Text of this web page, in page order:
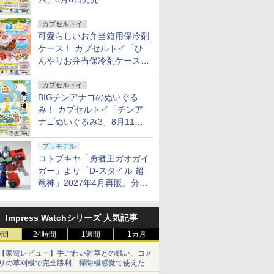
カプセルトイ
可愛らしいお弁当箱用保冷剤
ケース！ カプセルトイ「ひ
んやりお弁当保冷剤ケース
カプセルトイ
BIGチンアナゴのぬいぐる
み！ カプセルトイ「チンア
ナゴぬいぐるみ3」8月11日
プラモデル
コトブキヤ「勇者王ガオガイ
ガー」より「D-スタイル 超
竜神」2027年4月再販。分離
Impress Watchシリーズ 人気記事
24時間 1週間 1カ月
家電レビュー】手ごわい雑草との戦い、コメ
の草刈機で完全勝利 掃除機感覚で使えた